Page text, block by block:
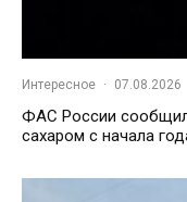
Интересное · 07.08.2026
ФАС России
сахаром с начала